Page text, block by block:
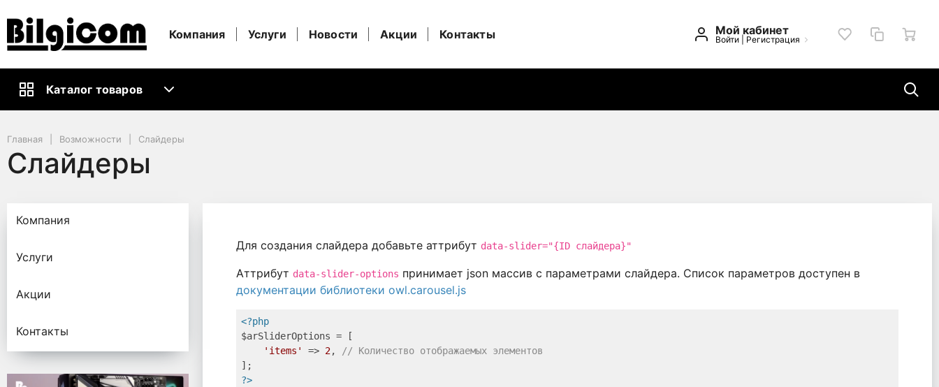
Мой кабинет
Войти| Регистрация
Компания Услуги Новости Акции Контакты
Каталог товаров
Главная Возможности Слайдеры
Слайдеры
Для создания слайдера добавьте аттрибут data-slider="{ID слайдера}"
Аттрибут data-slider-options принимает json массив с параметрами слайдера. Список параметров доступен в
документации библиотеки owl.carousel.js
<?php
$arSliderOptions = [
'items'
=> 2,
// Количество отображаемых элементов
?>
Компания
Услуги
Акции
Контакты